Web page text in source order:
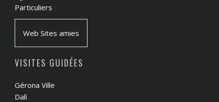
Particuliers
Web Sites amies
VISITES GUIDÉES
Gérona Ville
Dalí